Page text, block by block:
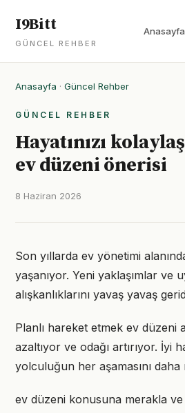
I9Bitt
GÜNCEL REHBER
Anasayfa
Anasayfa · Güncel Rehber
GÜNCEL REHBER
Hayatınızı
ev düzeni önerisi
8 Haziran 2026
Son yıllarda ev yönetimi
yaşanıyor. Yeni yaklaşımlar ve
alışkanlıklarını yavaş yavaş
Planlı hareket etmek ev düzeni
azaltıyor ve odağı artırıyor. İyi
yolculuğun her aşamasını daha
ev düzeni konusuna merakla ve